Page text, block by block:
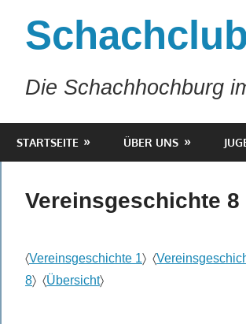
springen
Die Schachhochburg
STARTSEITE ÜBER UNS
Vereinsgeschichte 8
〈Vereinsgeschichte 1〉 〈
8〉 〈Übersicht〉